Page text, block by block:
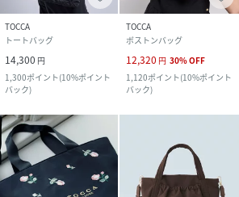
TOCCA
トートバッグ
14,300 円
1,300ポイント(10%ポイント
バック)
TOCCA
ボストンバッグ
12,320 円 30%OFF
1,120ポイント(10%ポイント
バック)